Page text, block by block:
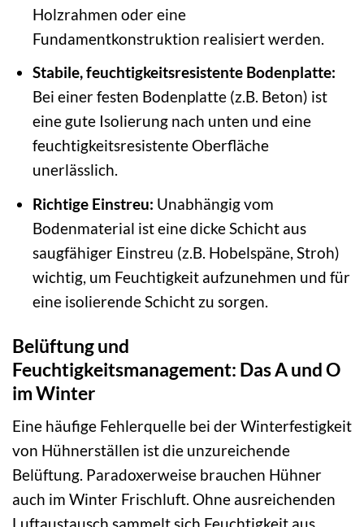
Holzrahmen oder eine
Fundamentkonstruktion realisiert werden.
Stabile, feuchtigkeitsresistente Bodenplatte:
Bei einer festen Bodenplatte (z.B. Beton) ist
eine gute Isolierung nach unten und eine
feuchtigkeitsresistente Oberfläche
unerlässlich.
Richtige Einstreu: Unabhängig vom
Bodenmaterial ist eine dicke Schicht aus
saugfähiger Einstreu (z.B. Hobelspäne, Stroh)
wichtig, um Feuchtigkeit aufzunehmen und für
eine isolierende Schicht zu sorgen.
Belüftung und
Feuchtigkeitsmanagement: Das A und O
im Winter
Eine häufige Fehlerquelle bei der Winterfestigkeit
von Hühnerställen ist die unzureichende
Belüftung. Paradoxerweise brauchen Hühner
auch im Winter Frischluft. Ohne ausreichenden